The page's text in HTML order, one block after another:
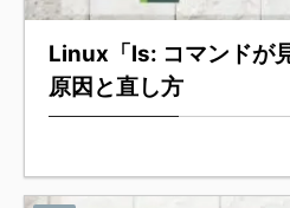
Linux「ls: コマンドが
原因と直し方